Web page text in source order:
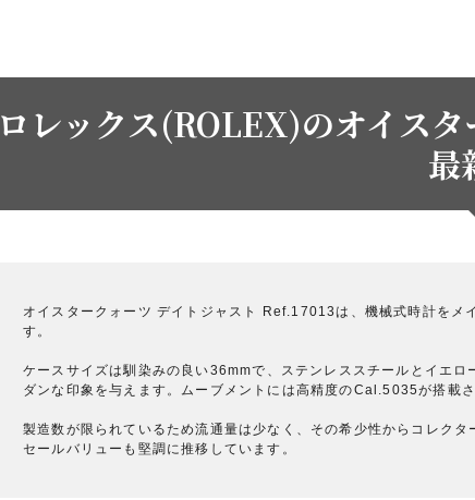
ロレックス(ROLEX)のオイス
最
オイスタークォーツ デイトジャスト Ref.17013は、機械式時計をメ
す。
ケースサイズは馴染みの良い36mmで、ステンレススチールとイエ
ダンな印象を与えます。ムーブメントには高精度のCal.5035が搭載
製造数が限られているため流通量は少なく、その希少性からコレク
セールバリューも堅調に推移しています。